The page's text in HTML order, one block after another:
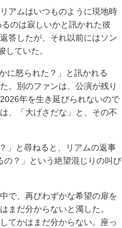
アムはいつものように現地時
のは寂しいかと訊かれた彼
答したが、それ以前にはソン
していた。
に怒られた？」と訊かれる
。別のファンは、公演が残り
年を生き延びられないので
、「大げさだな」と、その不
」と尋ねると、リアムの返事
の？」という絶望混じりの叫び
で、再びわずかな希望の扉を
まだ分からないと濁した。
てかはまだ分からない。座っ